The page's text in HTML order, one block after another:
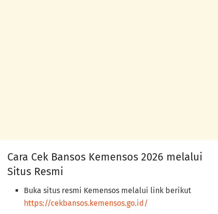
Cara Cek Bansos Kemensos 2026 melalui
Situs Resmi
Buka situs resmi Kemensos melalui link berikut
https://cekbansos.kemensos.go.id/